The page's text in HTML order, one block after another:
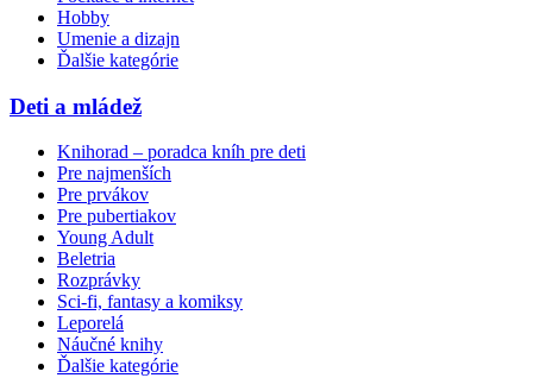
Hobby
Umenie a dizajn
Ďalšie kategórie
Deti a mládež
Knihorad – poradca kníh pre deti
Pre najmenších
Pre prvákov
Pre pubertiakov
Young Adult
Beletria
Rozprávky
Sci-fi, fantasy a komiksy
Leporelá
Náučné knihy
Ďalšie kategórie